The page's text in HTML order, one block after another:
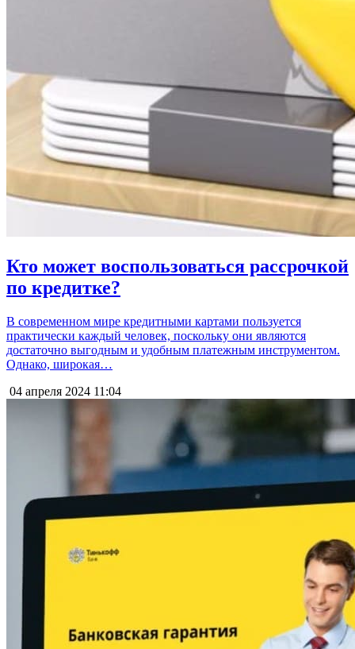
Кто может воспользоваться рассрочкой
по кредитке?
В современном мире кредитными картами пользуется
практически каждый человек, поскольку они являются
достаточно выгодным и удобным платежным инструментом.
Однако, широкая…
04 апреля 2024 11:04